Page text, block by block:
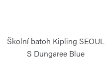
Školní batoh Kipling SEOUL
S Dungaree Blue